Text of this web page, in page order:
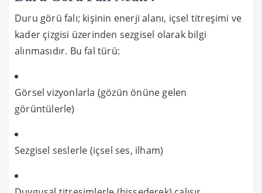
Duru görü falı; kişinin enerji alanı, içsel titreşimi ve
kader çizgisi üzerinden sezgisel olarak bilgi
alınmasıdır. Bu fal türü:
Görsel vizyonlarla (gözün önüne gelen
görüntülerle)
Sezgisel seslerle (içsel ses, ilham)